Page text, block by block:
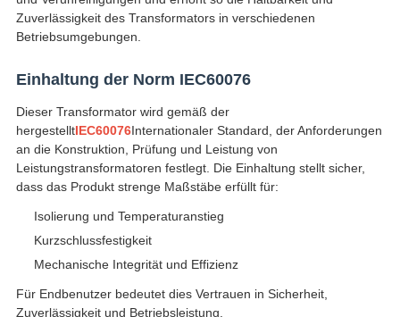
Zuverlässigkeit des Transformators in verschiedenen
Betriebsumgebungen.
Einhaltung der Norm IEC60076
Dieser Transformator wird gemäß der
hergestelltIEC60076Internationaler Standard, der Anforderungen
an die Konstruktion, Prüfung und Leistung von
Leistungstransformatoren festlegt. Die Einhaltung stellt sicher,
dass das Produkt strenge Maßstäbe erfüllt für:
Isolierung und Temperaturanstieg
Kurzschlussfestigkeit
Mechanische Integrität und Effizienz
Für Endbenutzer bedeutet dies Vertrauen in Sicherheit,
Zuverlässigkeit und Betriebsleistung.